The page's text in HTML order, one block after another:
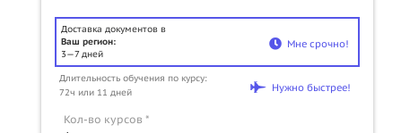
Доставка документов в
Ваш регион:
3—7 дней
Мне срочно!
Длительность обучения по курсу:
72ч или 11 дней
Нужно быстрее!
Кол-во курсов *